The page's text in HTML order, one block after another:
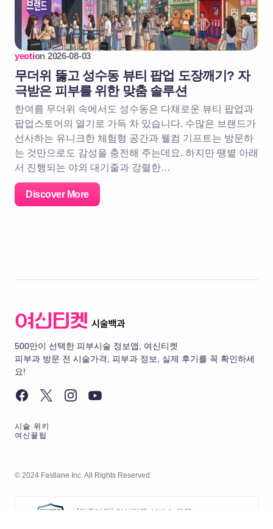
yeotion 2026-08-03
무더위 뚫고 성수동 뷰티 팝업 도장깨기? 자
극받은 피부를 위한 맞춤 솔루션
한여름 무더위 속에서도 성수동은 다채로운 뷰티 팝업과
팝업스토어의 열기로 가득 차 있습니다. 수많은 브랜드가
선사하는 유니크한 체험형 공간과 웰컴 기프트는 방문하
는 것만으로도 감성을 충전해 주는데요. 하지만 땡볕 아래
서 진행되는 야외 대기줄과 강렬한…
Discover More
500만이 선택한 피부시술 정보앱, 여신티켓
피부과 방문 전 시술가격, 피부과 정보, 실제 후기를 꼭 확인하세
요!
시술 위키
여신꿀팁
© 2024 Fastlane Inc. All Rights Reserved.
[인증범위] 여신티켓 서비스 운영